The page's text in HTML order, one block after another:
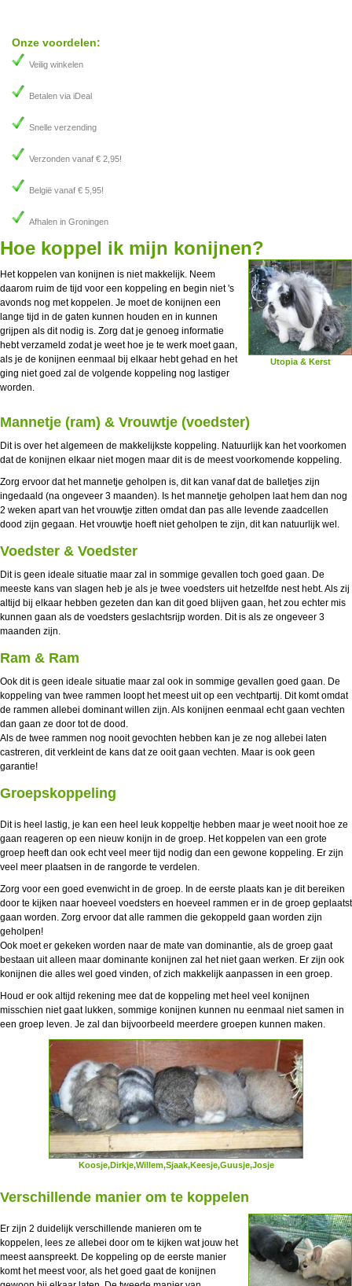
Onze voordelen:
Veilig winkelen
Betalen via iDeal
Snelle verzending
Verzonden vanaf € 2,95!
België vanaf € 5,95!
Afhalen in Groningen
Hoe koppel ik mijn konijnen?
Utopia & Kerst
Het koppelen van konijnen is niet makkelijk. Neem
daarom ruim de tijd voor een koppeling en begin niet 's
avonds nog met koppelen. Je moet de konijnen een
lange tijd in de gaten kunnen houden en in kunnen
grijpen als dit nodig is. Zorg dat je genoeg informatie
hebt verzameld zodat je weet hoe je te werk moet gaan,
als je de konijnen eenmaal bij elkaar hebt gehad en het
ging niet goed zal de volgende koppeling nog lastiger
worden.
Mannetje (ram) & Vrouwtje (voedster)
Dit is over het algemeen de makkelijkste koppeling. Natuurlijk kan het voorkomen
dat de konijnen elkaar niet mogen maar dit is de meest voorkomende koppeling.
Zorg ervoor dat het mannetje geholpen is, dit kan vanaf dat de balletjes zijn
ingedaald (na ongeveer 3 maanden). Is het mannetje geholpen laat hem dan nog
2 weken apart van het vrouwtje zitten omdat dan pas alle levende zaadcellen
dood zijn gegaan. Het vrouwtje hoeft niet geholpen te zijn, dit kan natuurlijk wel.
Voedster & Voedster
Dit is geen ideale situatie maar zal in sommige gevallen toch goed gaan. De
meeste kans van slagen heb je als je twee voedsters uit hetzelfde nest hebt. Als zij
altijd bij elkaar hebben gezeten dan kan dit goed blijven gaan, het zou echter mis
kunnen gaan als de voedsters geslachtsrijp worden. Dit is als ze ongeveer 3
maanden zijn.
Ram & Ram
Ook dit is geen ideale situatie maar zal ook in sommige gevallen goed gaan. De
koppeling van twee rammen loopt het meest uit op een vechtpartij. Dit komt omdat
de rammen allebei dominant willen zijn. Als konijnen eenmaal echt gaan vechten
dan gaan ze door tot de dood.
Als de twee rammen nog nooit gevochten hebben kan je ze nog allebei laten
castreren, dit verkleint de kans dat ze ooit gaan vechten. Maar is ook geen
garantie!
Groepskoppeling
Dit is heel lastig, je kan een heel leuk koppeltje hebben maar je weet nooit hoe ze
gaan reageren op een nieuw konijn in de groep. Het koppelen van een grote
groep heeft dan ook echt veel meer tijd nodig dan een gewone koppeling. Er zijn
veel meer plaatsen in de rangorde te verdelen.
Zorg voor een goed evenwicht in de groep. In de eerste plaats kan je dit bereiken
door te kijken naar hoeveel voedsters en hoeveel rammen er in de groep geplaatst
gaan worden. Zorg ervoor dat alle rammen die gekoppeld gaan worden zijn
geholpen!
Ook moet er gekeken worden naar de mate van dominantie, als de groep gaat
bestaan uit alleen maar dominante konijnen zal het niet gaan werken. Er zijn ook
konijnen die alles wel goed vinden, of zich makkelijk aanpassen in een groep.
Houd er ook altijd rekening mee dat de koppeling met heel veel konijnen
misschien niet gaat lukken, sommige konijnen kunnen nu eenmaal niet samen in
een groep leven. Je zal dan bijvoorbeeld meerdere groepen kunnen maken.
Koosje,Dirkje,Willem,Sjaak,Keesje,Guusje,Josje
Verschillende manier om te koppelen
Er zijn 2 duidelijk verschillende manieren om te
koppelen, lees ze allebei door om te kijken wat jouw het
meest aanspreekt. De koppeling op de eerste manier
komt het meest voor, als het goed gaat de konijnen